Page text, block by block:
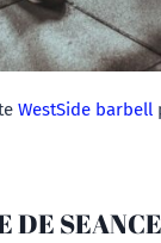
WestSide barbell
DE SEANCE